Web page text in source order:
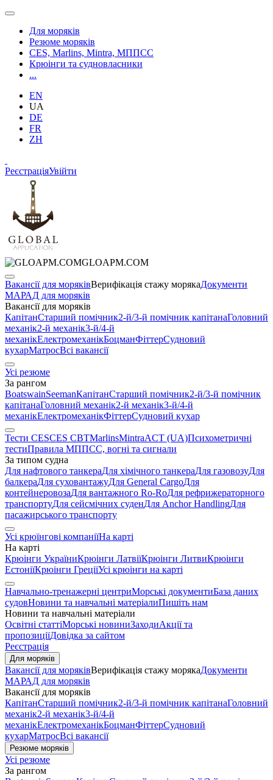
Для моряків
Резюме моряків
CES, Marlins, Mintra, МППСС
Крюінги та судновласники
...
EN
UA
DE
FR
ZH
РеєстраціяУвійти
GLOAPM.COM
Вакансії для моряківВерифікація стажу морякаДокументи
МАРАД для моряків
Вакансії для моряків
КапітанСтарший помічник2-й/3-й помічник капітанаГоловний
механік2-й механік3-й/4-й
механікЕлектромеханікБоцманФіттерСудновий
кухарМатросВсі вакансії
Усі резюме
За рангом
BoatswainSeemanКапітанСтарший помічник2-й/3-й помічник
капітанаГоловний механік2-й механік3-й/4-й
механікЕлектромеханікФіттерСудновий кухар
Тести CESCES CBTMarlinsMintraACT (UA)Психометричні
тестиПравила МППСС, вогні та сигнали
За типом судна
Для нафтового танкераДля хімічного танкераДля газовозуДля
балкераДля суховантажуДля General CargoДля
контейнеровозаДля вантажного Ro-RoДля рефрижераторного
транспортуДля сейсмічних суденДля Anchor HandlingДля
пасажирського транспорту
Усі крюїнгові компаніїНа карті
На карті
Крюінги УкраїниКрюінги ЛатвіїКрюінги ЛитвиКрюінги
ЕстоніїКрюінги ГреціїУсі крюінги на карті
Навчально-тренажерні центриМорські документиБаза даних
судовНовини та навчальні матеріалиПишіть нам
Новини та навчальні матеріали
Освітні статтіМорські новиниЗаходиАкції та
пропозиціїДовідка за сайтом
Реєстрація
Для моряків
Вакансії для моряківВерифікація стажу морякаДокументи
МАРАД для моряків
Вакансії для моряків
КапітанСтарший помічник2-й/3-й помічник капітанаГоловний
механік2-й механік3-й/4-й
механікЕлектромеханікБоцманФіттерСудновий
кухарМатросВсі вакансії
Резюме моряків
Усі резюме
За рангом